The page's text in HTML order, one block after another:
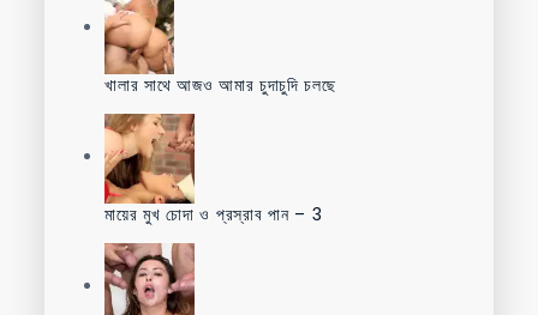
খালার সাথে আজও আমার চুদাচুদি চলছে
মায়ের মুখ চোদা ও প্রস্রাব পান – 3